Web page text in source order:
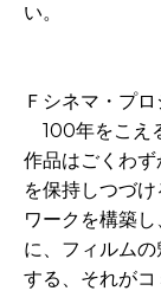
い。
Ｆシネマ・プロ
100年をこえ
作品はごくわ
を保持しつづ
ワークを構築
に、フィルム
する、それが